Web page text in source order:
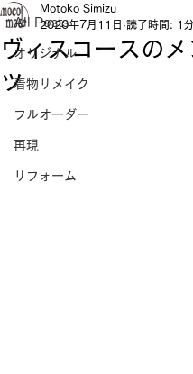
All Posts
オリジナル
着物リメイク
フルオーダー
再現
リフォーム
ヴィスコースのメ
ツ
Motoko Simizu
2020年7月11日 読了時間: 1